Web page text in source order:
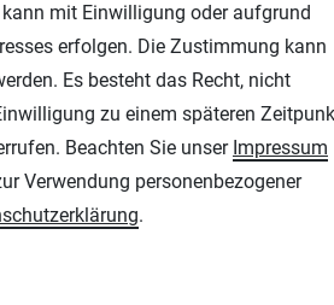
Siebdruck und Plotterfolien
- Tierbedarf
mit Einwilligung oder aufgrund
erfolgen. Die Zustimmung kann
Es besteht das Recht, nicht
zu einem späteren
Beachten Sie unser Impressum
Verwendung personenbezogener
.